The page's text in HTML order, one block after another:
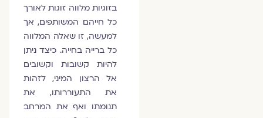
בזוגיות מלווה זוגות לאורך
כל חייהם המשותפים, אך
למעשה, זו שאלה המלווה
כל ברייה בחייה. כיצד ניתן
להיות קשובות וקשובים
אל הרצון המיני, לזהות
את התעוררותו, את
תנומתו ואף את המרחב